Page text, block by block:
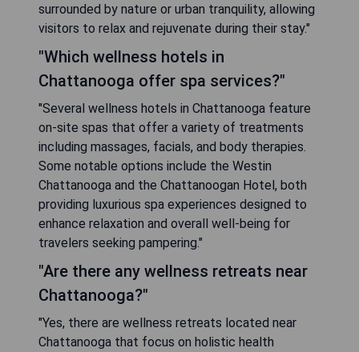
surrounded by nature or urban tranquility, allowing
visitors to relax and rejuvenate during their stay."
"Which wellness hotels in
Chattanooga offer spa services?"
"Several wellness hotels in Chattanooga feature
on-site spas that offer a variety of treatments
including massages, facials, and body therapies.
Some notable options include the Westin
Chattanooga and the Chattanoogan Hotel, both
providing luxurious spa experiences designed to
enhance relaxation and overall well-being for
travelers seeking pampering."
"Are there any wellness retreats near
Chattanooga?"
"Yes, there are wellness retreats located near
Chattanooga that focus on holistic health